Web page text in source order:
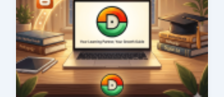
টেক
স্টার্টআপ
‘দাস
কোচিং’-
এর
বিবর্তন